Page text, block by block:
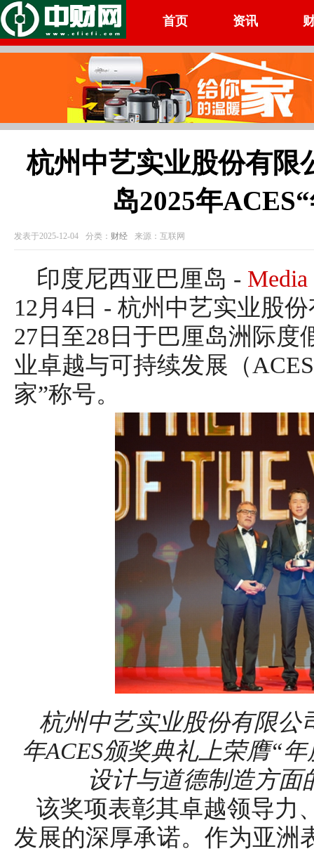
首页 资讯
杭州中艺实业股份有限
岛2025年
发表于2025-12-04 分类： 财经 来源：互联网
印度尼西亚巴厘岛 - Media
12月4日 - 杭州中艺实业股
27日至28日于巴厘岛洲际度
业卓越与可持续发展（
家”称号。
杭州中艺实业股份有限公
年ACES颁奖典礼上荣膺“
设计与道德制造方面
该奖项表彰其卓越领导力
发展的深厚承诺。作为亚洲